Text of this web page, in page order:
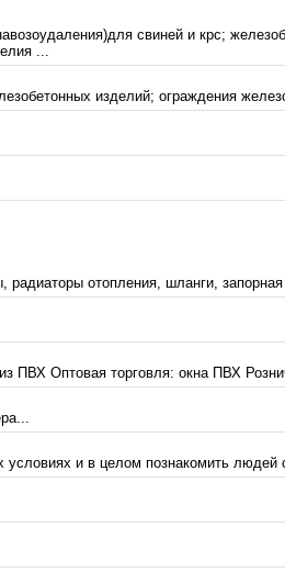
свиней и крс;
...
изделий; ограждения
радиаторы отопления, шланги,
ПВХ Оптовая торговля: окна ПВХ
и в целом познакомить